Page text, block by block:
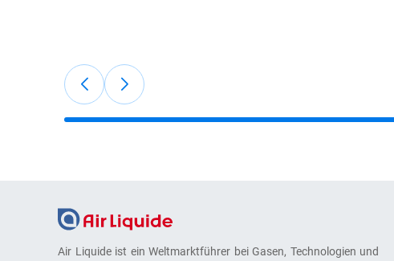
Air Liquide ist ein Weltmarktführer bei Gasen, Technologien und